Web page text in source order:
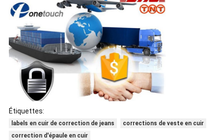
Étiquettes:
labels en cuir de correction de jeans
corrections de veste en cuir
correction d'épaule en cuir